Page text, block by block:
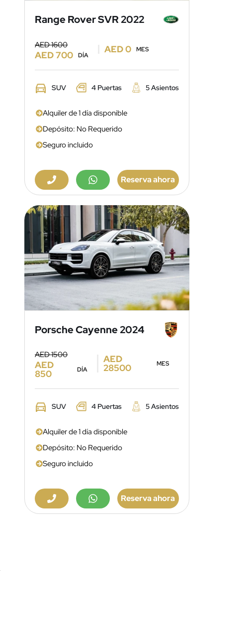
Range Rover SVR 2022
AED 1600
AED 700 DÍA
AED 0 MES
SUV 4 Puertas 5 Asientos
Alquiler de 1 día disponible
Depósito: No Requerido
Seguro incluido
Reserva ahora
Porsche Cayenne 2024
AED 1500
AED
850 DÍA
AED
28500 MES
SUV 4 Puertas 5 Asientos
Alquiler de 1 día disponible
Depósito: No Requerido
Seguro incluido
Reserva ahora